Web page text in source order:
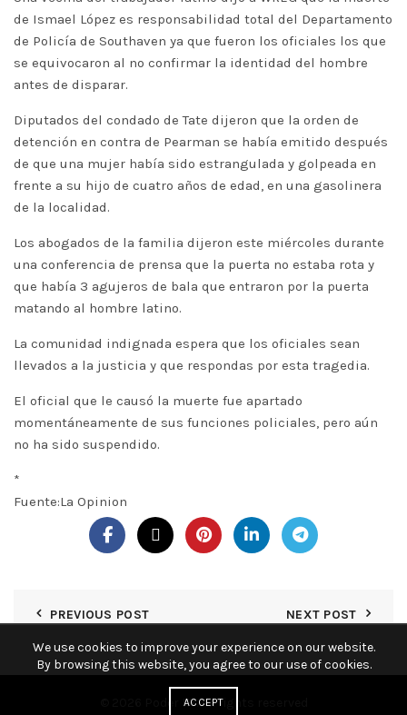
de Ismael López es responsabilidad total del Departamento
de Policía de Southaven ya que fueron los oficiales los que
se equivocaron al no confirmar la identidad del hombre
antes de disparar.
Diputados del condado de Tate dijeron que la orden de
detención en contra de Pearman se había emitido después
de que una mujer había sido estrangulada y golpeada en
frente a su hijo de cuatro años de edad, en una gasolinera
de la localidad.
Los abogados de la familia dijeron este miércoles durante
una conferencia de prensa que la puerta no estaba rota y
que había 3 agujeros de bala que entraron por la puerta
matando al hombre latino.
La comunidad indignada espera que los oficiales sean
llevados a la justicia y que respondas por esta tragedia.
El oficial que le causó la muerte fue apartado
momentáneamente de sus funciones policiales, pero aún
no ha sido suspendido.
*
Fuente:La Opinion
PREVIOUS POST NEXT POST
Poder KY. All rights reserved
We use cookies to improve your experience on our website.
By browsing this website, you agree to our use of cookies.
ACCEPT